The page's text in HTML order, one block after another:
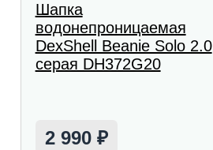
Шапка
водонепроницаемая
DexShell Beanie Solo 2.0
серая DH372G20
2 990 ₽